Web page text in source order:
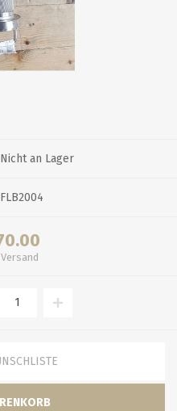
Nicht an Lager
FLB2004
Versand